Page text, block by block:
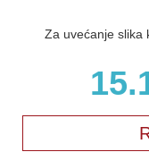
Za uvećanje slika